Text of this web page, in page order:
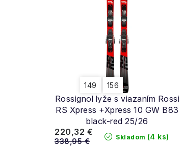
Rossignol lyže s viazaním Rossi
RS Xpress +Xpress 10 GW B83
black-red 25/26
149 156
Skladom (4 ks)
220,32 €
338,95 €